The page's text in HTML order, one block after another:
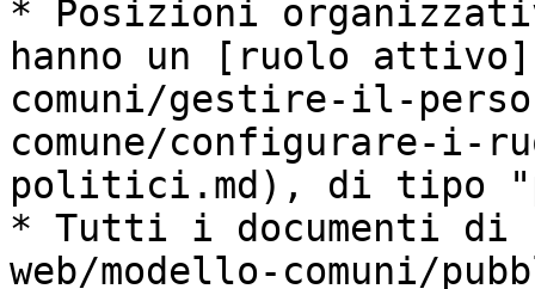
* Posizioni
hanno un [ruolo
comuni/gestire-il-
comune/configurare-i-
politici.md), di tipo
* Tutti i documenti
web/modello-comuni/